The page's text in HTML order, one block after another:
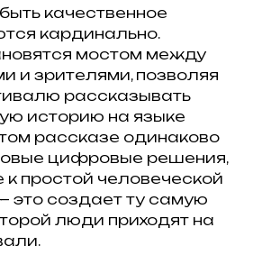
качественное
кардинально.
мостом между
и зрителями, позволяя
рассказывать
историю на языке
рассказе одинаково
цифровые решения,
простой человеческой
это создает ту самую
люди приходят на